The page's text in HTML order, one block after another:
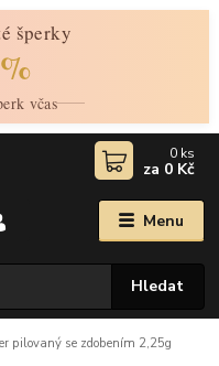
šperky
včas
Menu
Hledat
0 ks
za 0 Kč
pilovaný se zdobením 2,25g